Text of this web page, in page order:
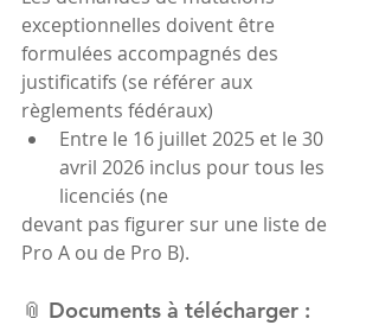
exceptionnelles doivent être
formulées accompagnés des
justificatifs (se référer aux
règlements fédéraux)
Entre le 16 juillet 2025 et le 30
avril 2026 inclus pour tous les
licenciés (ne
devant pas figurer sur une liste de
Pro A ou de Pro B).
📎 Documents à télécharger :